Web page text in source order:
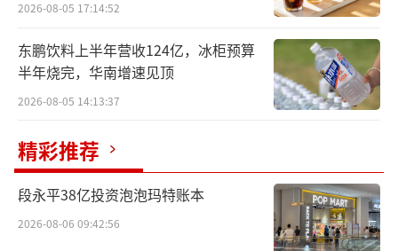
测厂的位置。如今公司主业失血、债台高筑、
股价长期低迷，这位老牌掌门人还能拿出什么
牌？
5月24日，华海诚科发布股东减持计划公告
称，股东华天科技因自身资金需求拟清仓所持
华海诚科340.03万股，对应持股比例2.40%。
2026-08-05 17:14:52
东鹏饮料上半年营收124亿，冰柜预算
半年烧完，华南增速见顶
2026-08-05 14:13:37
精彩推荐
段永平38亿投资泡泡玛特账本
2026-08-06 09:42:56